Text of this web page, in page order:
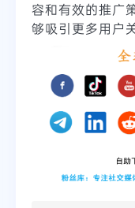
容和有效的推广
够吸引更多用户